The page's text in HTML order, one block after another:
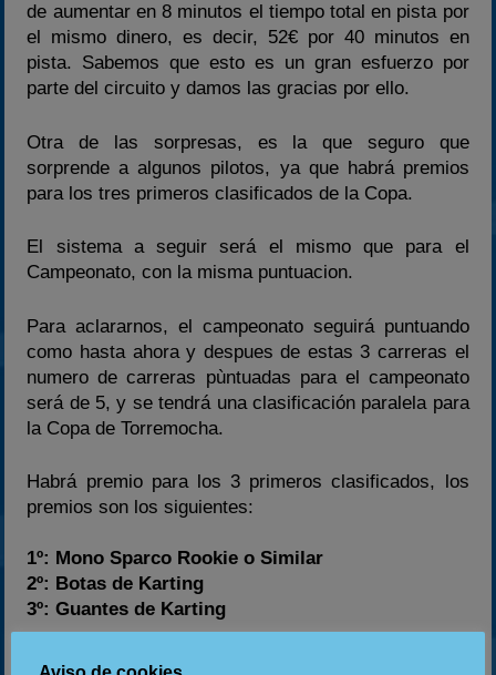
de aumentar en 8 minutos el tiempo total en pista por
el mismo dinero, es decir, 52€ por 40 minutos en
pista. Sabemos que esto es un gran esfuerzo por
parte del circuito y damos las gracias por ello.
Otra de las sorpresas, es la que seguro que
sorprende a algunos pilotos, ya que habrá premios
para los tres primeros clasificados de la Copa.
El sistema a seguir será el mismo que para el
Campeonato, con la misma puntuacion.
Para aclararnos, el campeonato seguirá puntuando
como hasta ahora y despues de estas 3 carreras el
numero de carreras pùntuadas para el campeonato
será de 5, y se tendrá una clasificación paralela para
la Copa de Torremocha.
Habrá premio para los 3 primeros clasificados, los
premios son los siguientes:
1º: Mono Sparco Rookie o Similar
2º: Botas de Karting
3º: Guantes de Karting
Como quizas son muchos los aspectos de la Copa